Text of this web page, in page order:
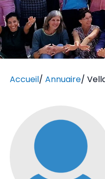
Accueil/ Annuaire/